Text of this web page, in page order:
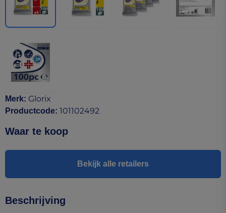
Merk: Glorix
Productcode: 101102492
Waar te koop
Bekijk alle retailers
Beschrijving